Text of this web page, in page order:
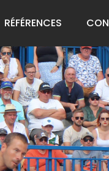
RÉFÉRENCES